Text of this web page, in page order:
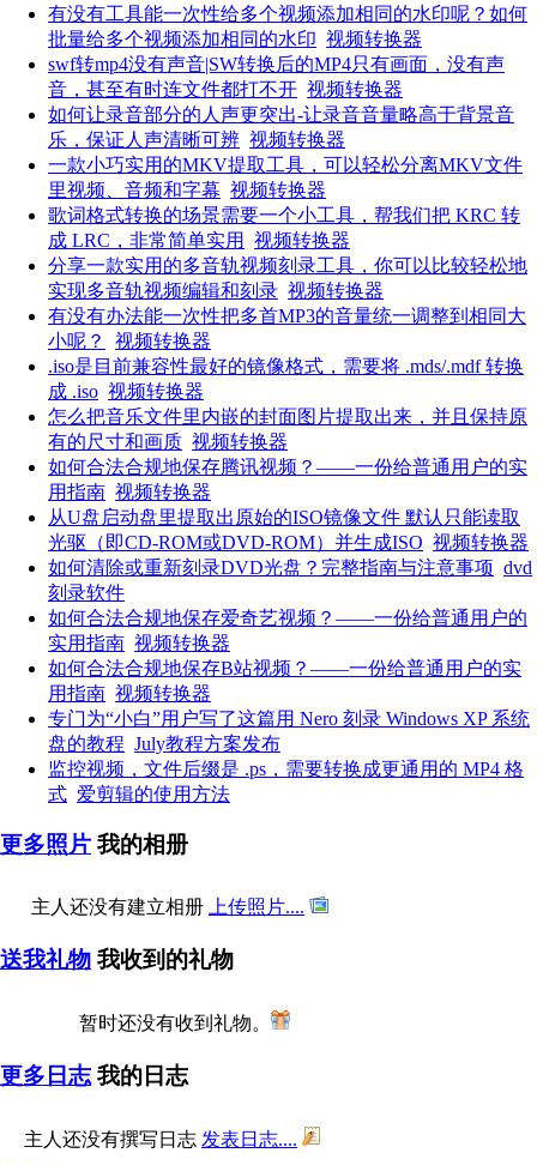
有没有工具能一次性给多个视频添加相同的水印呢？如何
批量给多个视频添加相同的水印 视频转换器
swf转mp4没有声音|SW转换后的MP4只有画面，没有声
音，甚至有时连文件都打不开 视频转换器
如何让录音部分的人声更突出-让录音音量略高于背景音
乐，保证人声清晰可辨 视频转换器
一款小巧实用的MKV提取工具，可以轻松分离MKV文件
里视频、音频和字幕 视频转换器
歌词格式转换的场景需要一个小工具，帮我们把 KRC 转
成 LRC，非常简单实用
视频转换器
分享一款实用的多音轨视频刻录工具，你可以比较轻松地
实现多音轨视频编辑和刻录 视频转换器
有没有办法能一次性把多首MP3的音量统一调整到相同大
小呢？
视频转换器
.iso是目前兼容性最好的镜像格式，需要将 .mds/.mdf 转换
成 .iso 视频转换器
怎么把音乐文件里内嵌的封面图片提取出来，并且保持原
有的尺寸和画质 视频转换器
如何合法合规地保存腾讯视频？——一份给普通用户的实
用指南 视频转换器
从U盘启动盘里提取出原始的ISO镜像文件 默认只能读取
光驱（即CD-ROM或DVD-ROM）并生成ISO 视频转换器
如何清除或重新刻录DVD光盘？完整指南与注意事项 dvd
刻录软件
如何合法合规地保存爱奇艺视频？——一份给普通用户的
实用指南 视频转换器
如何合法合规地保存B站视频？——一份给普通用户的实
用指南 视频转换器
专门为“小白”用户写了这篇用 Nero 刻录 Windows XP 系统
盘的教程 July教程方案发布
监控视频，文件后缀是 .ps，需要转换成更通用的 MP4 格
式 爱剪辑的使用方法
更多照片 我的相册
主人还没有建立相册 上传照片....
送我礼物 我收到的礼物
暂时还没有收到礼物。
更多日志 我的日志
主人还没有撰写日志 发表日志....